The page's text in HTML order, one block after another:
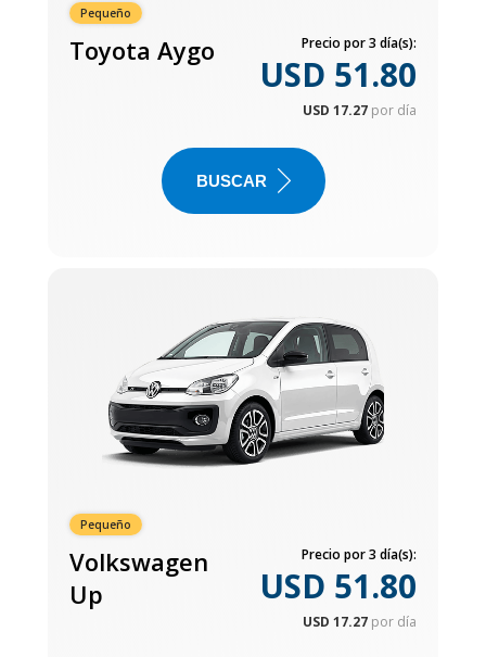
Pequeño
Toyota Aygo Precio por 3 día(s):
USD 51.80
USD 17.27 por día
BUSCAR
Pequeño
Volkswagen
Up
Precio por 3 día(s):
USD 51.80
USD 17.27 por día